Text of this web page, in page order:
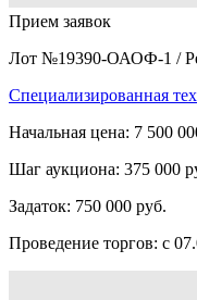
Прием заявок
Лот №19390-ОАОФ-1 /
Специализированная
Начальная цена: 7 500
Шаг аукциона: 375 000
Задаток: 750 000 руб.
Проведение торгов: с